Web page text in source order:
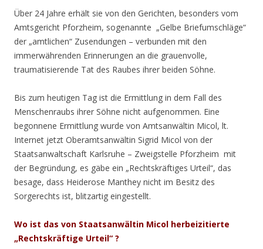
Über 24 Jahre erhält sie von den Gerichten, besonders vom
Amtsgericht Pforzheim, sogenannte „Gelbe Briefumschläge“
der „amtlichen“ Zusendungen – verbunden mit den
immerwährenden Erinnerungen an die grauenvolle,
traumatisierende Tat des Raubes ihrer beiden Söhne.
Bis zum heutigen Tag ist die Ermittlung in dem Fall des
Menschenraubs ihrer Söhne nicht aufgenommen. Eine
begonnene Ermittlung wurde von Amtsanwältin Micol, lt.
Internet jetzt Oberamtsanwältin Sigrid Micol von der
Staatsanwaltschaft Karlsruhe – Zweigstelle Pforzheim mit
der Begründung, es gäbe ein „Rechtskräftiges Urteil“, das
besage, dass Heiderose Manthey nicht im Besitz des
Sorgerechts ist, blitzartig eingestellt.
Wo ist das von Staatsanwältin Micol herbeizitierte
„Rechtskräftige Urteil“ ?